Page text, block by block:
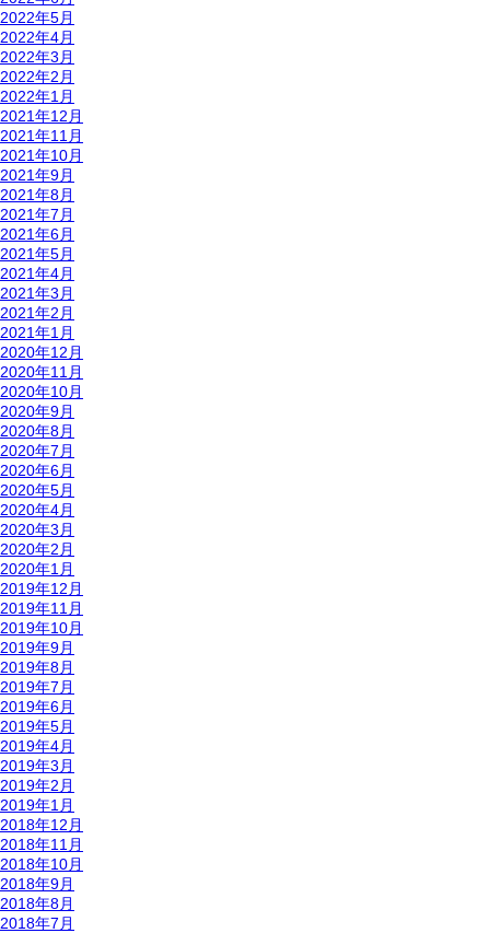
2022年5月
2022年4月
2022年3月
2022年2月
2022年1月
2021年12月
2021年11月
2021年10月
2021年9月
2021年8月
2021年7月
2021年6月
2021年5月
2021年4月
2021年3月
2021年2月
2021年1月
2020年12月
2020年11月
2020年10月
2020年9月
2020年8月
2020年7月
2020年6月
2020年5月
2020年4月
2020年3月
2020年2月
2020年1月
2019年12月
2019年11月
2019年10月
2019年9月
2019年8月
2019年7月
2019年6月
2019年5月
2019年4月
2019年3月
2019年2月
2019年1月
2018年12月
2018年11月
2018年10月
2018年9月
2018年8月
2018年7月